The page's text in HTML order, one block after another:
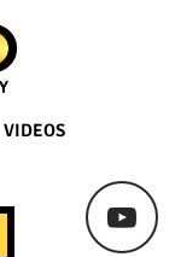
VIDEOS